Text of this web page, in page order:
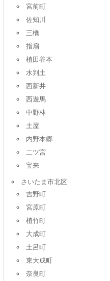
宮前町
佐知川
三橋
指扇
植田谷本
水判土
西新井
西遊馬
中野林
土屋
内野本郷
二ツ宮
宝来
さいたま市北区
吉野町
宮原町
植竹町
大成町
土呂町
東大成町
奈良町